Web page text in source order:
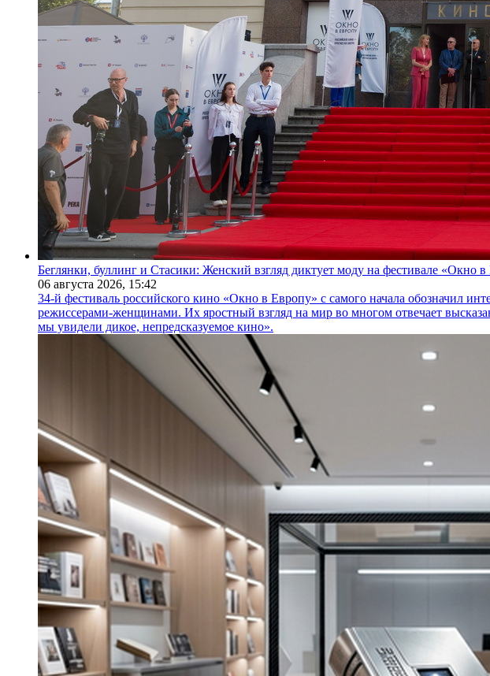
Беглянки, буллинг и Стасики: Женский взгляд диктует моду на фестивале «Окно
06 августа 2026, 15:42
34-й фестиваль российского кино «Окно в Европу» с самого начала обозначил
режиссерами-женщинами. Их яростный взгляд на мир во многом отвечает
мы увидели дикое, непредсказуемое кино».